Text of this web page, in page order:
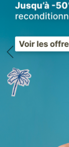
Previous